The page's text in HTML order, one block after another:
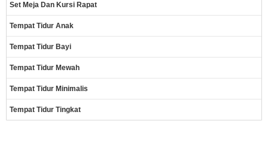
Set Meja Dan Kursi Rapat
Tempat Tidur Anak
Tempat Tidur Bayi
Tempat Tidur Mewah
Tempat Tidur Minimalis
Tempat Tidur Tingkat